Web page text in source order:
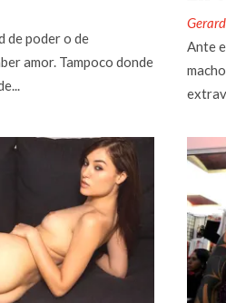
de poder o de
amor. Tampoco donde
Ante